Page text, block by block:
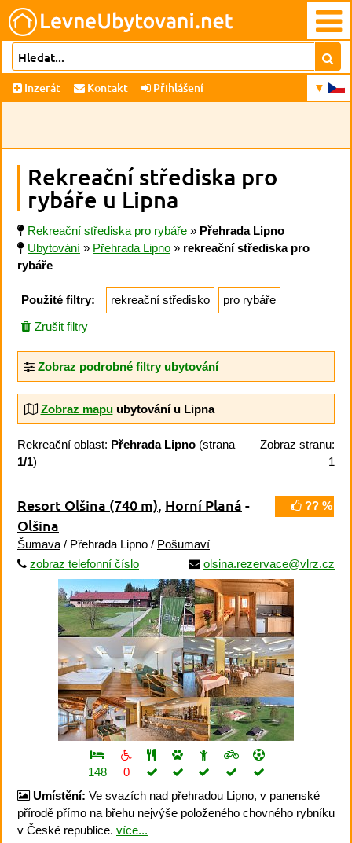
Inzerát Kontakt Přihlášení
Rekreační střediska pro
rybáře u Lipna
Rekreační střediska pro rybáře » Přehrada Lipno
Ubytování » Přehrada Lipno » rekreační střediska pro
rybáře
Použité filtry: rekreační středisko
pro rybáře
Zrušit filtry
Zobraz podrobné filtry ubytování
Zobraz mapuubytování u Lipna
Rekreační oblast: Přehrada Lipno (strana
1/1)
Zobraz stranu:
1
?? %
Resort Olšina (740 m), Horní Planá -
Olšina
Šumava / Přehrada Lipno / Pošumaví
zobraz telefonní číslo
olsina.rezervace@vlrz.cz
148
0
Umístění: Ve svazích nad přehradou Lipno, v panenské
přírodě přímo na břehu nejvýše položeného chovného rybníku
v České republice. více...